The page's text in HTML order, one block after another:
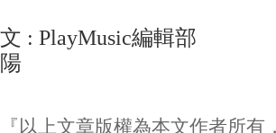
文 : PlayMusic編輯部
陽
『以上文章版權為本文作者所